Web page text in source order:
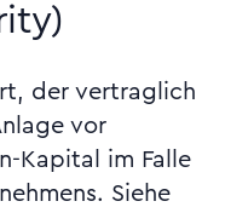
der vertraglich
vor
Kapital im Falle
Siehe